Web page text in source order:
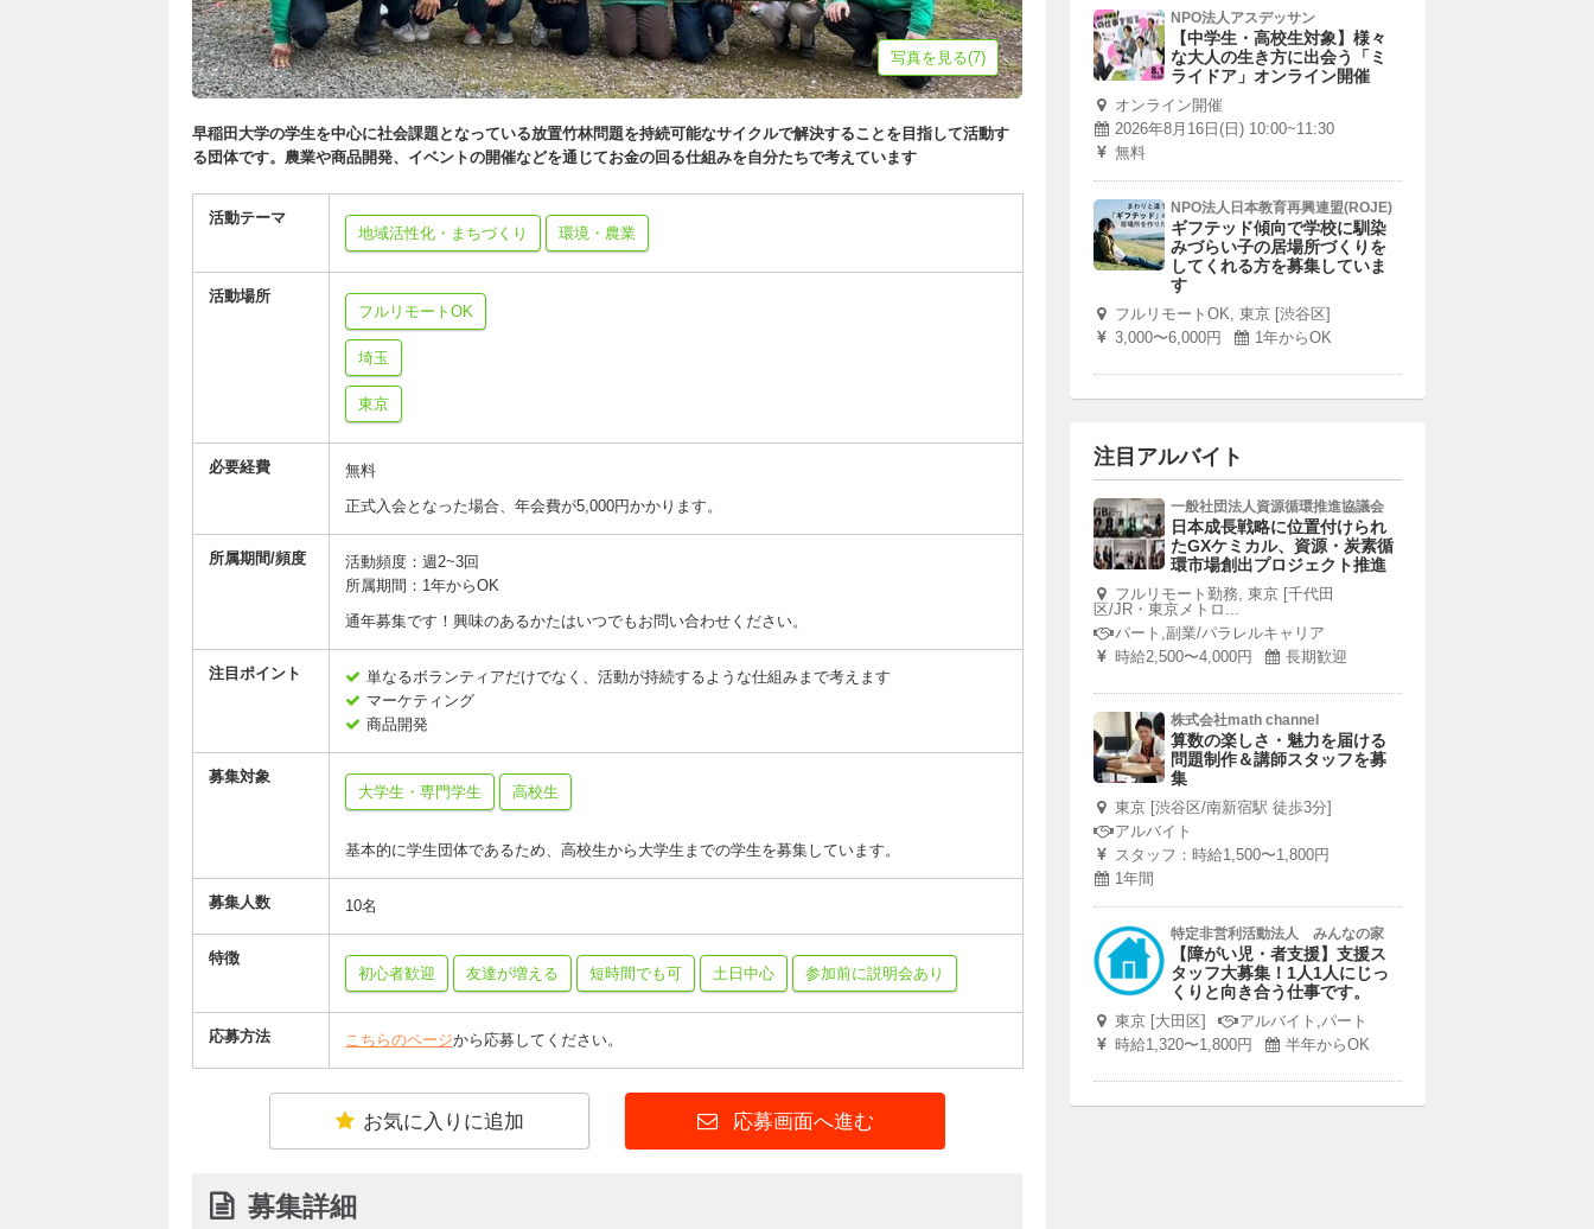
写真を見る(7)
早稲田大学の学生を中心に社会課題となっている放置竹林問題を持続可能なサイクルで解決することを目指して活動す
る団体です。農業や商品開発、イベントの開催などを通じてお金の回る仕組みを自分たちで考えています
活動テーマ
地域活性化・まちづくり
環境・農業
活動場所
フルリモートOK
埼玉
東京
必要経費
無料
正式入会となった場合、年会費が5,000円かかります。
所属期間/頻度
活動頻度：週2~3回
所属期間：1年からOK
通年募集です！興味のあるかたはいつでもお問い合わせください。
注目ポイント
単なるボランティアだけでなく、活動が持続するような仕組みまで考えます
マーケティング
商品開発
募集対象
大学生・専門学生
高校生
基本的に学生団体であるため、高校生から大学生までの学生を募集しています。
募集人数 10名
特徴
初心者歓迎
友達が増える 短時間でも可 土日中心 参加前に説明会あり
応募方法 こちらのページから応募してください。
応募画面へ進む
お気に入りに追加
募集詳細
NPO法人アスデッサン
【中学生・高校生対象】様々
な大人の生き方に出会う「ミ
ライドア」オンライン開催
オンライン開催
2026年8月16日(日) 10:00~11:30
無料
NPO法人日本教育再興連盟(ROJE)
ギフテッド傾向で学校に馴染
みづらい子の居場所づくりを
してくれる方を募集していま
す
フルリモートOK, 東京 [渋谷区]
3,000〜6,000円
1年からOK
注目アルバイト
一般社団法人資源循環推進協議会
日本成長戦略に位置付けられ
たGXケミカル、資源・炭素循
環市場創出プロジェクト推進
フルリモート勤務, 東京 [千代田
区/JR・東京メトロ...
パート,副業/パラレルキャリア
時給2,500〜4,000円
長期歓迎
株式会社math channel
算数の楽しさ・魅力を届ける
問題制作＆講師スタッフを募
集
東京 [渋谷区/南新宿駅 徒歩3分]
アルバイト
スタッフ：時給1,500〜1,800円
1年間
特定非営利活動法人 みんなの家
【障がい児・者支援】支援ス
タッフ大募集！1人1人にじっ
くりと向き合う仕事です。
東京 [大田区]
アルバイト,パート
時給1,320〜1,800円
半年からOK